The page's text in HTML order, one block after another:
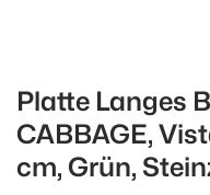
Platte Langes
CABBAGE,
cm, Grün,